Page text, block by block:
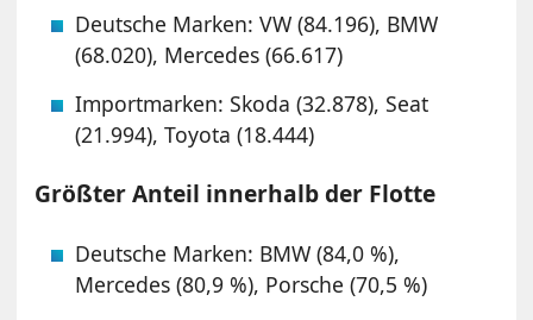
Deutsche Marken: VW (84.196), BMW
(68.020), Mercedes (66.617)
Importmarken: Skoda (32.878), Seat
(21.994), Toyota (18.444)
Größter Anteil innerhalb der Flotte
Deutsche Marken: BMW (84,0 %),
Mercedes (80,9 %), Porsche (70,5 %)